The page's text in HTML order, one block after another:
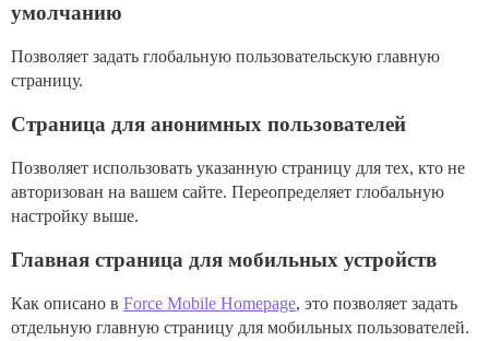
умолчанию
Позволяет задать глобальную пользовательскую главную
страницу.
Страница для анонимных пользователей
Позволяет использовать указанную страницу для тех, кто не
авторизован на вашем сайте. Переопределяет глобальную
настройку выше.
Главная страница для мобильных устройств
Как описано в Force Mobile Homepage, это позволяет задать
отдельную главную страницу для мобильных пользователей.